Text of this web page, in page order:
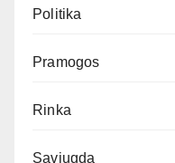
Politika
Pramogos
Rinka
Saviugda